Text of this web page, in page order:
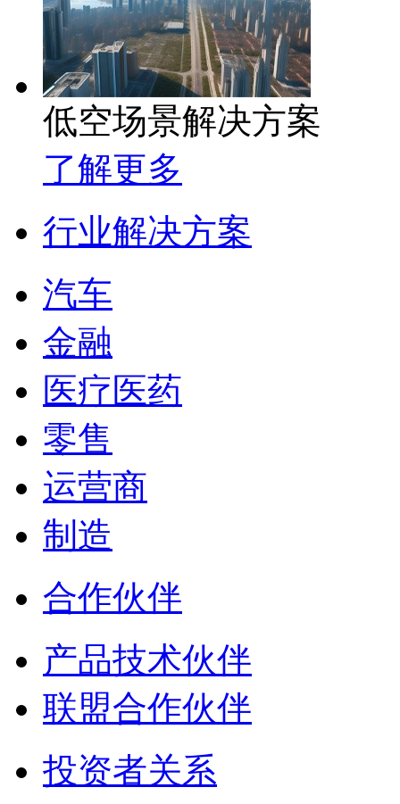
低空场景解决方案
了解更多
行业解决方案
汽车
金融
医疗医药
零售
运营商
制造
合作伙伴
产品技术伙伴
联盟合作伙伴
投资者关系